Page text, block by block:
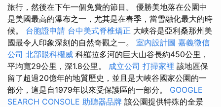
旅行，然後在下午一個免費的節目。 優勝美地落在公園中
是美國最高的瀑布之一，尤其是在春季，當雪融化最大的時
候。 台胞證申請 台中美式脊椎矯正 大峽谷是亞利桑那州美
國最令人印象深刻的自然奇觀之一。 室內設計圖 嘉義徵信
公司 北部眼科權威 科羅拉多河的巨大山谷長約450公里，
平均寬29公里，深1.8公里。 成立公司 打掃家裡 該地區保
留了超過20億年的地質歷史，並且是大峽谷國家公園的一
部分，這是自1979年以來受保護區的一部分。 GOOGLE
SEARCH CONSOLE 助聽器品牌 該公園提供特殊的全景